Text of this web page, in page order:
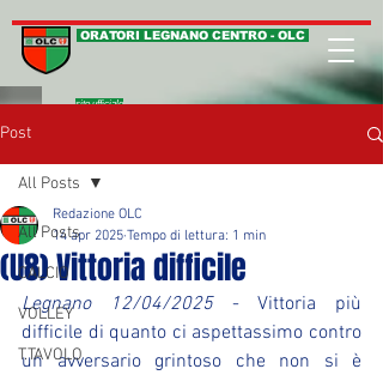
ORATORI LEGNANO CENTRO - OLC
sito ufficiale
Post
All Posts
CALCIO
VOLLEY
T.TAVOLO
All Posts
(U8) Vittoria difficile
Redazione OLC
14 apr 2025 Tempo di lettura: 1 min
Legnano 12/04/2025 - Vittoria più
difficile di quanto ci aspettassimo contro
un avversario grintoso che non si è